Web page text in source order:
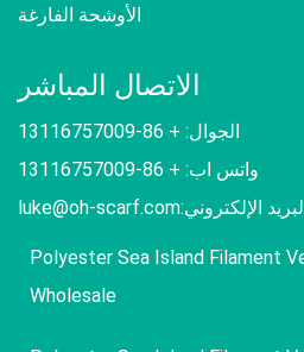
الأوشحة الفارغة
الاتصال المباشر
الجوال: + 86-13116757009
واتس اب: + 86-13116757009
البريد الإلكتروني:luke@oh-scarf.com